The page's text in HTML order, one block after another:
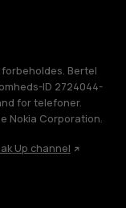
Bertel
ID 2724044-
for telefoner.
Nokia Corporation.
Up channel